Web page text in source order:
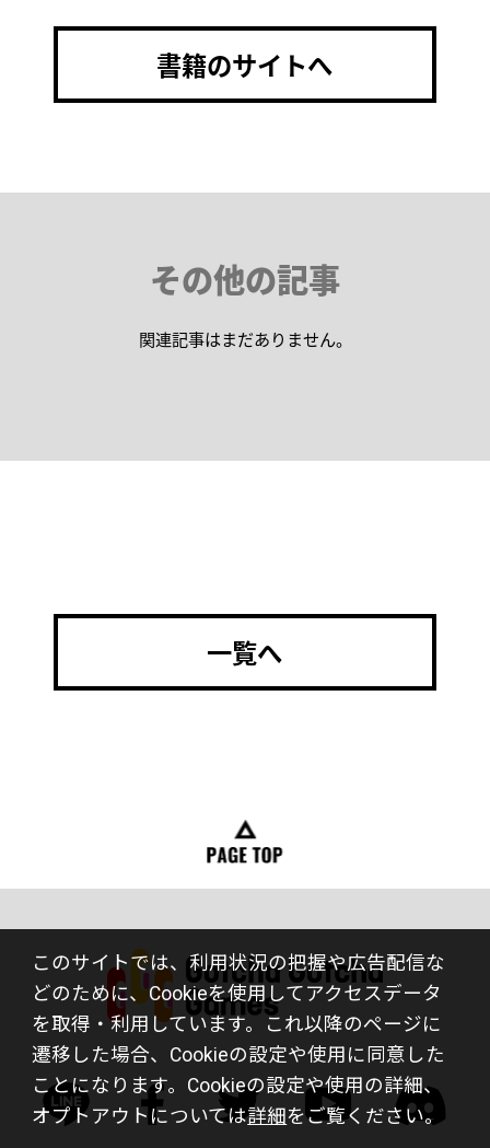
書籍のサイトへ
その他の記事
関連記事はまだありません。
一覧へ
このサイトでは、利用状況の把握や広告配信な
どのために、Cookieを使用してアクセスデータ
を取得・利用しています。これ以降のページに
遷移した場合、Cookieの設定や使用に同意した
ことになります。Cookieの設定や使用の詳細、
オプトアウトについては詳細をご覧ください。